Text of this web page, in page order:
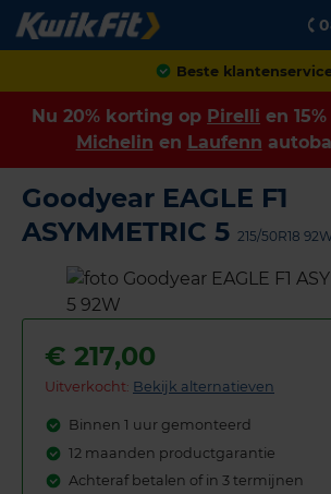
Achteraf betalen
Nu 20% korting op Pirelli en
Michelin en Laufenn
Goodyear EAGLE F1
ASYMMETRIC 5 215/50R18
€ 217,00
Uitverkocht: Bekijk alternatieven
Binnen 1 uur gemonteerd
12 maanden productgarantie
Achteraf betalen of in 3 termijnen